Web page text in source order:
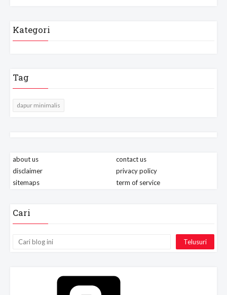
Kategori
Tag
dapur minimalis
about us
contact us
disclaimer
privacy policy
sitemaps
term of service
Cari